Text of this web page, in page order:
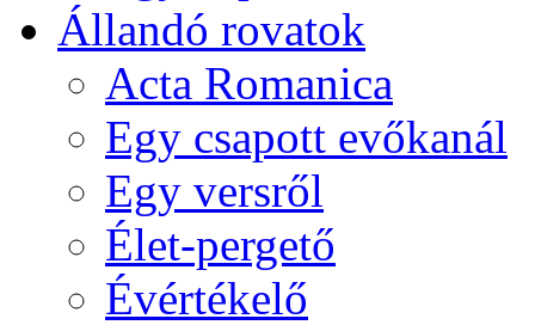
Állandó rovatok
Acta Romanica
Egy csapott evőkanál
Egy versről
Élet-pergető
Évértékelő